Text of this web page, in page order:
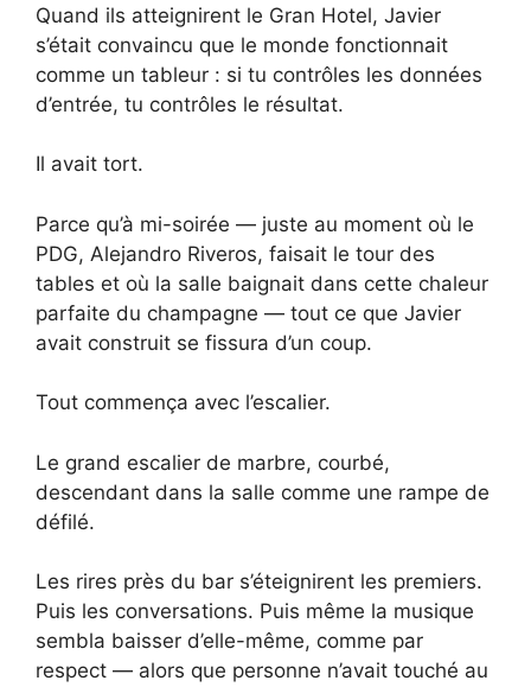
Quand ils atteignirent le Gran Hotel, Javier
s’était convaincu que le monde fonctionnait
comme un tableur : si tu contrôles les données
d’entrée, tu contrôles le résultat.
Il avait tort.
Parce qu’à mi-soirée — juste au moment où le
PDG, Alejandro Riveros, faisait le tour des
tables et où la salle baignait dans cette chaleur
parfaite du champagne — tout ce que Javier
avait construit se fissura d’un coup.
Tout commença avec l’escalier.
Le grand escalier de marbre, courbé,
descendant dans la salle comme une rampe de
défilé.
Les rires près du bar s’éteignirent les premiers.
Puis les conversations. Puis même la musique
sembla baisser d’elle-même, comme par
respect — alors que personne n’avait touché au